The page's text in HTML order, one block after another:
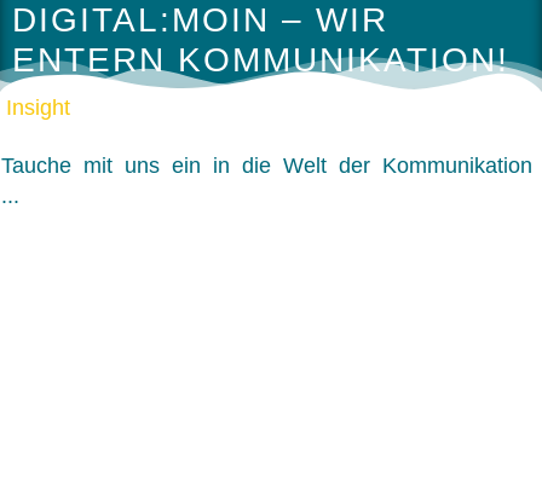
DIGITAL:MOIN – WIR
ENTERN KOMMUNIKATION!
Insight
Tauche mit uns ein in die Welt der Kommunikation
...